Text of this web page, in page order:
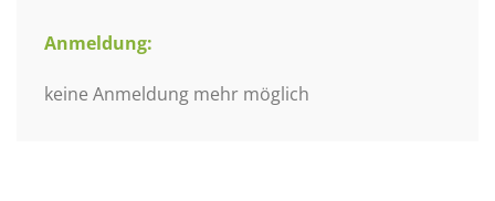
Anmeldung:
keine Anmeldung mehr möglich